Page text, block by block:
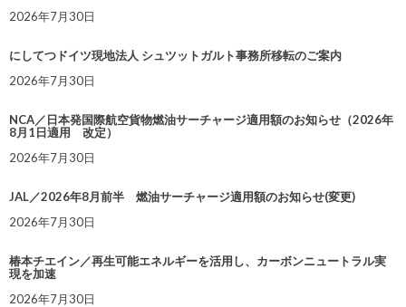
2026年7月30日
にしてつドイツ現地法人 シュツットガルト事務所移転のご案内
2026年7月30日
NCA／日本発国際航空貨物燃油サーチャージ適用額のお知らせ（2026年
8月1日適用 改定）
2026年7月30日
JAL／2026年8月前半 燃油サーチャージ適用額のお知らせ(変更)
2026年7月30日
椿本チエイン／再生可能エネルギーを活用し、カーボンニュートラル実
現を加速
2026年7月30日